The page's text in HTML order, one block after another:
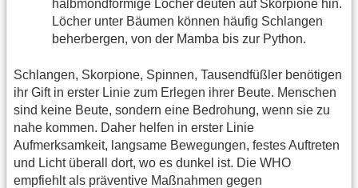
halbmondförmige Löcher deuten auf Skorpione hin.
Löcher unter Bäumen können häufig Schlangen
beherbergen, von der Mamba bis zur Python.
Schlangen, Skorpione, Spinnen, Tausendfüßler benötigen
ihr Gift in erster Linie zum Erlegen ihrer Beute. Menschen
sind keine Beute, sondern eine Bedrohung, wenn sie zu
nahe kommen. Daher helfen in erster Linie
Aufmerksamkeit, langsame Bewegungen, festes Auftreten
und Licht überall dort, wo es dunkel ist. Die WHO
empfiehlt als präventive Maßnahmen gegen